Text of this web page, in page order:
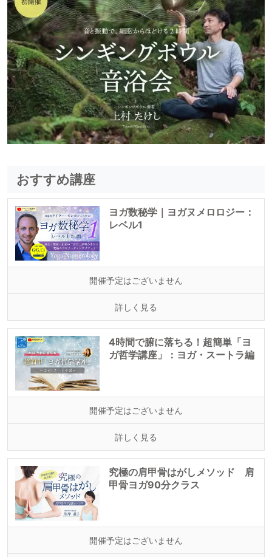
おすすめ講座
ヨガ数秘学｜ヨガヌメロロジー：
レベル1
開催予定はございません
詳しく見る
4時間で腑に落ちる！超簡単「ヨ
ガ哲学講座」：ヨガ・スートラ編
開催予定はございません
詳しく見る
究極の肩甲骨はがしメソッド 肩
甲骨ヨガ90分クラス
開催予定はございません